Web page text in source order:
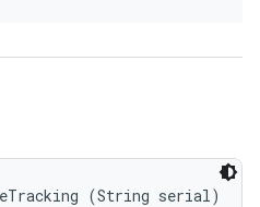
(String serial)